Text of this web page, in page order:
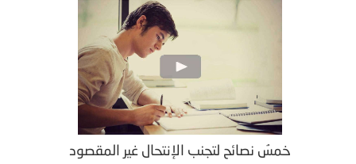
خمسُ نصائح لتجنب الإنتحال غير المقصود